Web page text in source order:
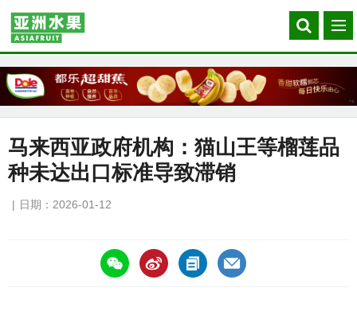
Search
our
菜
单
马来西亚政府机构：猫山王等榴莲品
种未达出口标准导致滞销
日期：2026-01-12
https://asiafruitchina.net/31224.html